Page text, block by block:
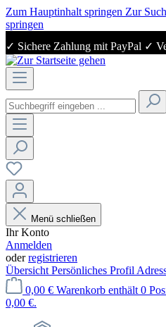
Zum Hauptinhalt springen Zur
springen
✓ Sichere Zahlung mit PayPal ✓
Menü schließen
Ihr Konto
Anmelden
oderregistrieren
Übersicht Persönliches Profil
0,00 € Warenkorb enthält 0
0,00 €.